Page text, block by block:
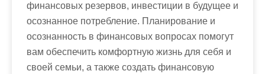
финансовых резервов, инвестиции в будущее и
осознанное потребление. Планирование и
осознанность в финансовых вопросах помогут
вам обеспечить комфортную жизнь для себя и
своей семьи, а также создать финансовую